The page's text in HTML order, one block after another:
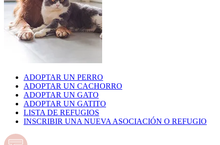
ADOPTAR UN PERRO
ADOPTAR UN CACHORRO
ADOPTAR UN GATO
ADOPTAR UN GATITO
LISTA DE REFUGIOS
INSCRIBIR UNA NUEVA ASOCIACIÓN O REFUGIO